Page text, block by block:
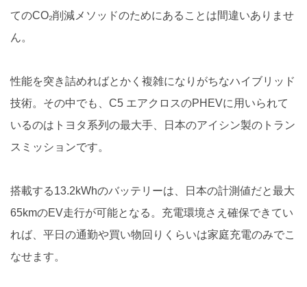
てのCO₂削減メソッドのためにあることは間違いありませ
ん。
性能を突き詰めればとかく複雑になりがちなハイブリッド
技術。その中でも、C5 エアクロスのPHEVに用いられて
いるのはトヨタ系列の最大手、日本のアイシン製のトラン
スミッションです。
搭載する13.2kWhのバッテリーは、日本の計測値だと最大
65kmのEV走行が可能となる。充電環境さえ確保できてい
れば、平日の通勤や買い物回りくらいは家庭充電のみでこ
なせます。